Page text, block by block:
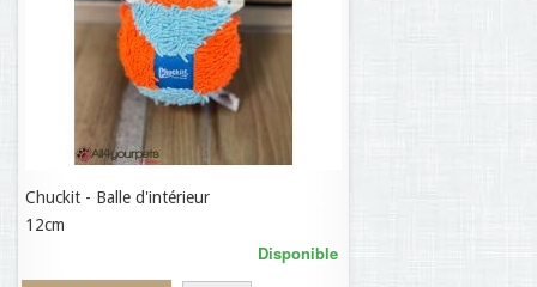
Chuckit - Balle d'intérieur
12cm
Disponible